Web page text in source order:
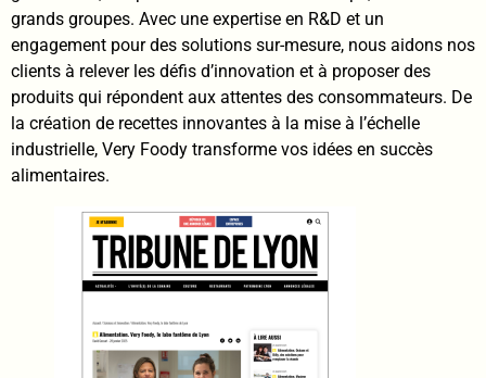
grands groupes. Avec une expertise en R&D et un
engagement pour des solutions sur-mesure, nous aidons nos
clients à relever les défis d’innovation et à proposer des
produits qui répondent aux attentes des consommateurs. De
la création de recettes innovantes à la mise à l’échelle
industrielle, Very Foody transforme vos idées en succès
alimentaires.